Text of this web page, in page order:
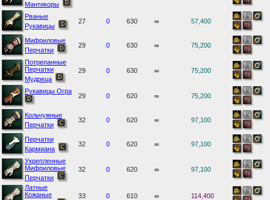
Мантикоры
Рваные
Рукавицы
27 0 630 ∞ 57,400
Мифриловые
Перчатки
29 0 630 ∞ 75,200
Потрепанные
Перчатки
Мудреца
29 0 630 ∞ 75,200
Рукавицы Огра
29 0 620 ∞ 75,200
Кольчужные
Перчатки
32 0 620 ∞ 97,100
Перчатки
Кармиана
32 0 620 ∞ 97,100
Укрепленные
Мифриловые
Перчатки
32 0 620 ∞ 97,100
Латные
Кожаные
33 0 610 ∞ 114,400